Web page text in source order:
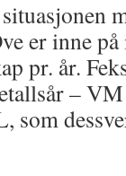
er inne
pr. år.
–